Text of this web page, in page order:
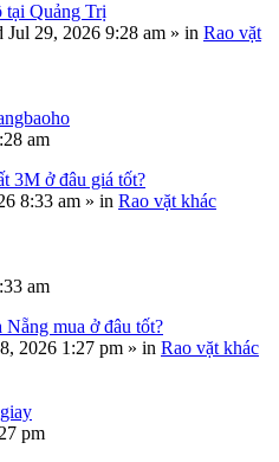
tại Quảng Trị
Jul 29, 2026 9:28 am » in Rao vặt
am
3M ở đâu giá tốt?
8:33 am » in Rao vặt khác
am
mua ở đâu tốt?
2026 1:27 pm » in Rao vặt khác
pm